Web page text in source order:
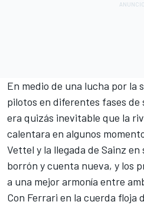
En medio de una lucha por la
pilotos en diferentes fases
era quizás inevitable que la
calentara en algunos
Vettel y la llegada de Sainz
borrón y cuenta nueva, y los
a una mejor armonía entre
Con Ferrari en la cuerda floja